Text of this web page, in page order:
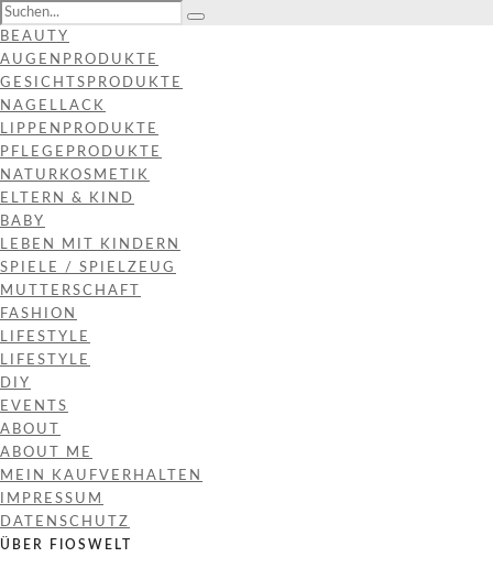
BEAUTY
AUGENPRODUKTE
GESICHTSPRODUKTE
NAGELLACK
LIPPENPRODUKTE
PFLEGEPRODUKTE
NATURKOSMETIK
ELTERN & KIND
BABY
LEBEN MIT KINDERN
SPIELE / SPIELZEUG
MUTTERSCHAFT
FASHION
LIFESTYLE
LIFESTYLE
DIY
EVENTS
ABOUT
ABOUT ME
MEIN KAUFVERHALTEN
IMPRESSUM
DATENSCHUTZ
ÜBER FIOSWELT